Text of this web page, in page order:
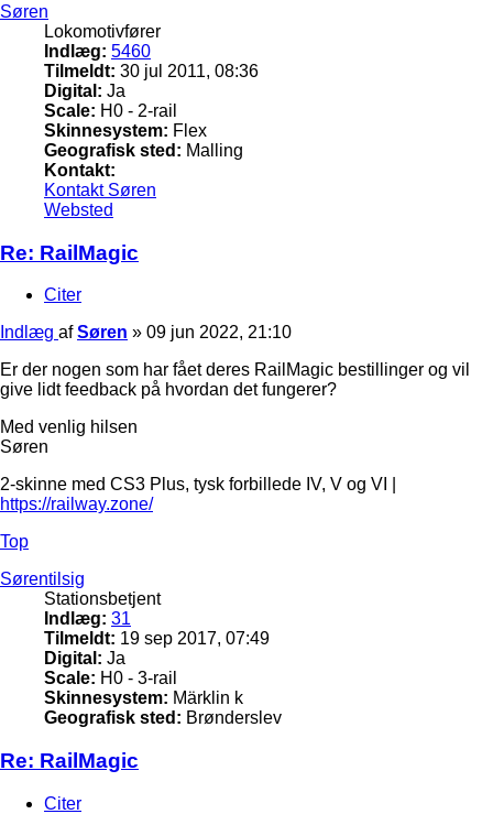
Søren
Lokomotivfører
Indlæg: 5460
Tilmeldt: 30 jul 2011, 08:36
Digital: Ja
Scale: H0 - 2-rail
Skinnesystem: Flex
Geografisk sted: Malling
Kontakt:
Kontakt Søren
Websted
Re: RailMagic
Citer
Indlæg afSøren » 09 jun 2022, 21:10
Er der nogen som har fået deres RailMagic bestillinger og vil
give lidt feedback på hvordan det fungerer?
Med venlig hilsen
Søren
2-skinne med CS3 Plus, tysk forbillede IV, V og VI |
https://railway.zone/
Top
Sørentilsig
Stationsbetjent
Indlæg: 31
Tilmeldt: 19 sep 2017, 07:49
Digital: Ja
Scale: H0 - 3-rail
Skinnesystem: Märklin k
Geografisk sted: Brønderslev
Re: RailMagic
Citer